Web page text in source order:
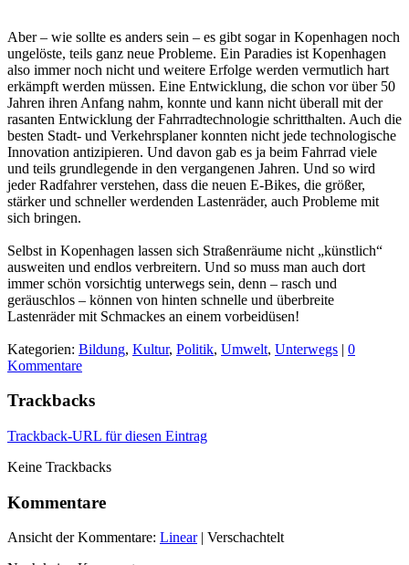
Aber – wie sollte es anders sein – es gibt sogar in Kopenhagen noch
ungelöste, teils ganz neue Probleme. Ein Paradies ist Kopenhagen
also immer noch nicht und weitere Erfolge werden vermutlich hart
erkämpft werden müssen. Eine Entwicklung, die schon vor über 50
Jahren ihren Anfang nahm, konnte und kann nicht überall mit der
rasanten Entwicklung der Fahrradtechnologie schritthalten. Auch die
besten Stadt- und Verkehrsplaner konnten nicht jede technologische
Innovation antizipieren. Und davon gab es ja beim Fahrrad viele
und teils grundlegende in den vergangenen Jahren. Und so wird
jeder Radfahrer verstehen, dass die neuen E-Bikes, die größer,
stärker und schneller werdenden Lastenräder, auch Probleme mit
sich bringen.
Selbst in Kopenhagen lassen sich Straßenräume nicht „künstlich“
ausweiten und endlos verbreitern. Und so muss man auch dort
immer schön vorsichtig unterwegs sein, denn – rasch und
geräuschlos – können von hinten schnelle und überbreite
Lastenräder mit Schmackes an einem vorbeidüsen!
Kategorien: Bildung, Kultur, Politik, Umwelt, Unterwegs | 0
Kommentare
Trackbacks
Trackback-URL für diesen Eintrag
Keine Trackbacks
Kommentare
Ansicht der Kommentare: Linear| Verschachtelt